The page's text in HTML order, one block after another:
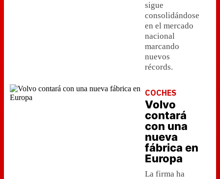
sigue
consolidándose
en el mercado
nacional
marcando
nuevos
récords.
COCHES
Volvo
contará
con una
nueva
fábrica en
Europa
La firma ha